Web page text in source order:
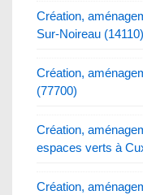
Création,
Sur-Noireau (14110)
Création,
(77700)
Création,
espaces verts à
Création,